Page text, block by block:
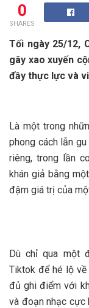
0
SHARES
Tối ngày 25/12,
gây xao xuyến
đầy thực lực và
Là một trong
phong cách lẫn
riêng, trong lần
khán giả bằng
đậm giá trị của
Dù chỉ qua một
Tiktok để hé lộ
đủ ghi điểm với
và đoạn nhạc cực